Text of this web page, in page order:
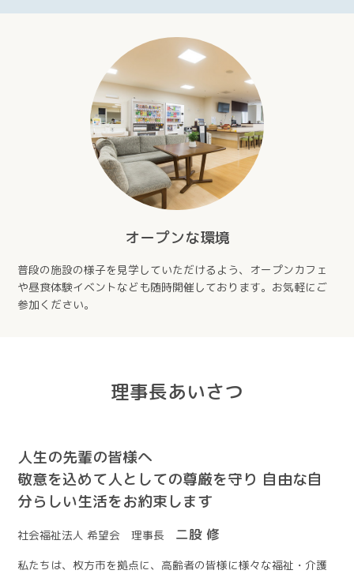
オープンな環境
普段の施設の様子を見学していただけるよう、オープンカフェ
や昼食体験イベントなども随時開催しております。お気軽にご
参加ください。
理事長あいさつ
人生の先輩の皆様へ
敬意を込めて人としての尊厳を守り 自由な自
分らしい生活をお約束します
社会福祉法人 希望会 理事長 二股 修
私たちは、枚方市を拠点に、高齢者の皆様に様々な福祉・介護